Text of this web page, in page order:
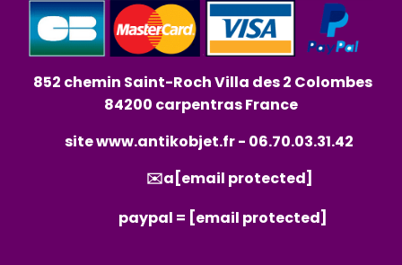
852 chemin Saint-Roch Villa des 2 Colombes
84200 carpentras France
sitewww.antikobjet.fr- 06.70.03.31.42
✉️a [email protected]
paypal = [email protected]